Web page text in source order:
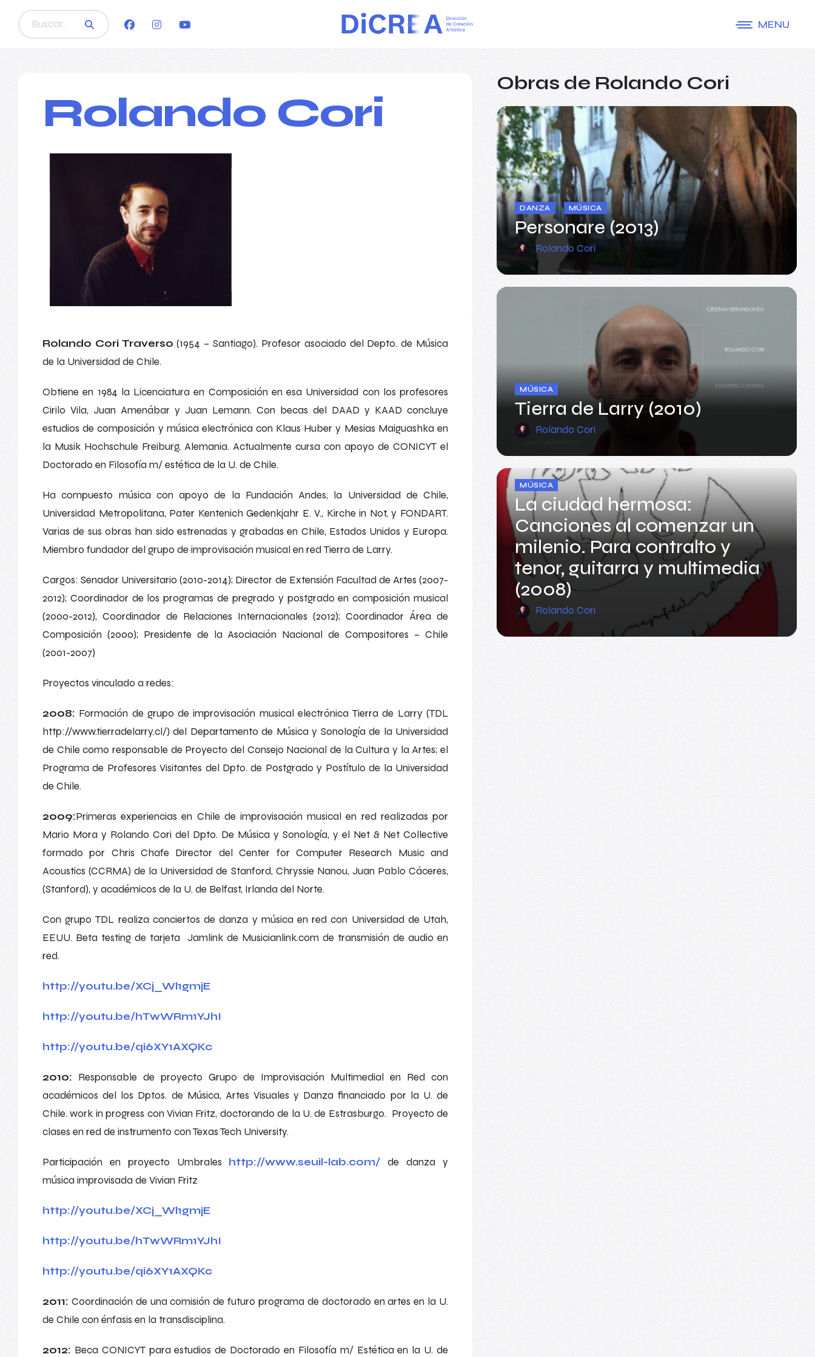
MENU
Rolando Cori
Rolando Cori Traverso (1954 – Santiago). Profesor asociado del Depto. de Música
de la Universidad de Chile.
Obtiene en 1984 la Licenciatura en Composición en esa Universidad con los profesores
Cirilo Vila, Juan Amenábar y Juan Lemann. Con becas del DAAD y KAAD concluye
estudios de composición y música electrónica con Klaus Huber y Mesias Maiguashka en
la Musik Hochschule Freiburg, Alemania. Actualmente cursa con apoyo de CONICYT el
Doctorado en Filosofía m/ estética de la U. de Chile.
Ha compuesto música con apoyo de la Fundación Andes, la Universidad de Chile,
Universidad Metropolitana, Pater Kentenich Gedenkjahr E. V., Kirche in Not, y FONDART.
Varias de sus obras han sido estrenadas y grabadas en Chile, Estados Unidos y Europa.
Miembro fundador del grupo de improvisación musical en red Tierra de Larry.
Cargos: Senador Universitario (2010-2014); Director de Extensión Facultad de Artes (2007-
2012); Coordinador de los programas de pregrado y postgrado en composición musical
(2000-2012), Coordinador de Relaciones Internacionales (2012); Coordinador Área de
Composición (2000); Presidente de la Asociación Nacional de Compositores – Chile
(2001-2007)
Proyectos vinculado a redes:
2008: Formación de grupo de improvisación musical electrónicaTierra de Larry(TDL
http://www.tierradelarry.cl/) del Departamento de Música y Sonología de la Universidad
de Chile como responsable de Proyecto del Consejo Nacional de la Cultura y la Artes; el
Programa de Profesores Visitantes del Dpto. de Postgrado y Postítulo de la Universidad
de Chile.
2009:Primeras experiencias en Chile de improvisación musical en red realizadas por
Mario Mora y Rolando Cori del Dpto. De Música y Sonología, y el Net & Net Collective
formado por Chris Chafe Director del Center for Computer Research Music and
Acoustics (CCRMA) de la Universidad de Stanford, Chryssie Nanou, Juan Pablo Cáceres,
(Stanford), y académicos de la U. de Belfast, Irlanda del Norte.
Con grupoTDL realiza conciertos de danza y música en red con Universidad de Utah,
EEUU. Beta testing de tarjeta Jamlink de Musicianlink.com de transmisión de audio en
red.
http://youtu.be/XCj_Wl1gmjE
http://youtu.be/hTwWRm1YJhI
http://youtu.be/qi6XY1AXQKc
2010: Responsable de proyecto Grupo de Improvisación Multimedial en Red con
académicos del los Dptos. de Música, Artes Visuales y Danza financiado por la U. de
Chile.work in progress con Vivian Fritz, doctorando de la U. de Estrasburgo. Proyecto de
clases en red de instrumento con Texas Tech University.
Participación en proyecto Umbrales http://www.seuil-lab.com/ de danza y
música improvisada de Vivian Fritz
http://youtu.be/XCj_Wl1gmjE
http://youtu.be/hTwWRm1YJhI
http://youtu.be/qi6XY1AXQKc
2011: Coordinación de una comisión de futuro programa de doctorado en artes en la U.
de Chile con énfasis en la transdisciplina.
2012: Beca CONICYT para estudios de Doctorado en Filosofía m/ Estética en la U. de
Obras de Rolando Cori
DANZA MÚSICA
Personare (2013)
Rolando Cori
MÚSICA
Tierra de Larry (2010)
Rolando Cori
MÚSICA
La ciudad hermosa:
Canciones al comenzar un
milenio. Para contralto y
tenor, guitarra y multimedia
(2008)
Rolando Cori